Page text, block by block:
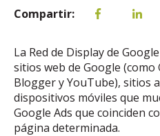
Compartir:
La Red de Display de
sitios web de Google (como
Blogger y YouTube), sitios
dispositivos móviles que
Google Ads que coinciden
página determinada.